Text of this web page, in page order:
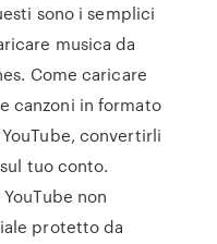
sono i semplici
musica da
Come caricare
canzoni in formato
convertirli
tuo conto.
non
protetto da